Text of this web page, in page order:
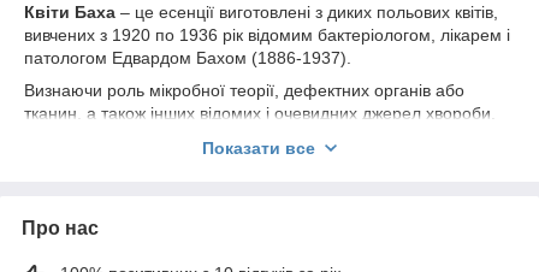
Квіти Баха – це есенції виготовлені з диких польових квітів,
вивчених з 1920 по 1936 рік відомим бактеріологом, лікарем і
патологом Едвардом Бахом (1886-1937).
Визнаючи роль мікробної теорії, дефектних органів або
тканин, а також інших відомих і очевидних джерел хвороби,
людину хворим, у той час як інший залишається здоровим.
переживання пацієнтів, які, на його думку, є основною
Показати все
Про нас